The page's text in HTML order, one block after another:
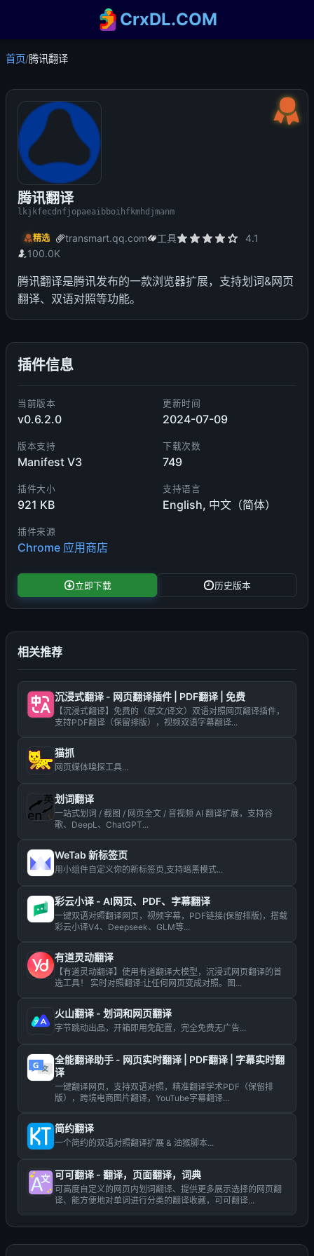
CrxDL.COM
首页/腾讯翻译
腾讯翻译
lkjkfecdnfjopaeaibboihfkmhdjmanm
精选 transmart.qq.com 工具
4.1
100.0K
腾讯翻译是腾讯发布的一款浏览器扩展，支持划词&网页
翻译、双语对照等功能。
插件信息
当前版本
v0.6.2.0
更新时间
2024-07-09
版本支持
Manifest V3
下载次数
749
插件大小
921 KB
支持语言
English, 中文（简体）
插件来源
Chrome 应用商店
立即下载 历史版本
相关推荐
沉浸式翻译 - 网页翻译插件 | PDF翻译 | 免费
【沉浸式翻译】免费的（原文/译文）双语对照网页翻译插件，
支持PDF翻译（保留排版），视频双语字幕翻译...
猫抓
网页媒体嗅探工具...
划词翻译
一站式划词 / 截图 / 网页全文 / 音视频 AI 翻译扩展，支持谷
歌、DeepL、ChatGPT...
WeTab 新标签页
用小组件自定义你的新标签页,支持暗黑模式...
彩云小译 - AI网页、PDF、字幕翻译
一键双语对照翻译网页，视频字幕，PDF链接(保留排版)，搭载
彩云小译V4、Deepseek、GLM等...
有道灵动翻译
【有道灵动翻译】使用有道翻译大模型，沉浸式网页翻译的首
选工具！ 实时对照翻译:让任何网页变成对照。图...
火山翻译 - 划词和网页翻译
字节跳动出品，开箱即用免配置，完全免费无广告...
全能翻译助手 - 网页实时翻译 | PDF翻译 | 字幕实时翻
译
一键翻译网页，支持双语对照，精准翻译学术PDF（保留排
版），跨境电商图片翻译，YouTube字幕翻译...
简约翻译
一个简约的双语对照翻译扩展 & 油猴脚本...
可可翻译 - 翻译，页面翻译，词典
可高度自定义的网页内划词翻译、提供更多展示选择的网页翻
译、能方便地对单词进行分类的翻译收藏，可可翻译...